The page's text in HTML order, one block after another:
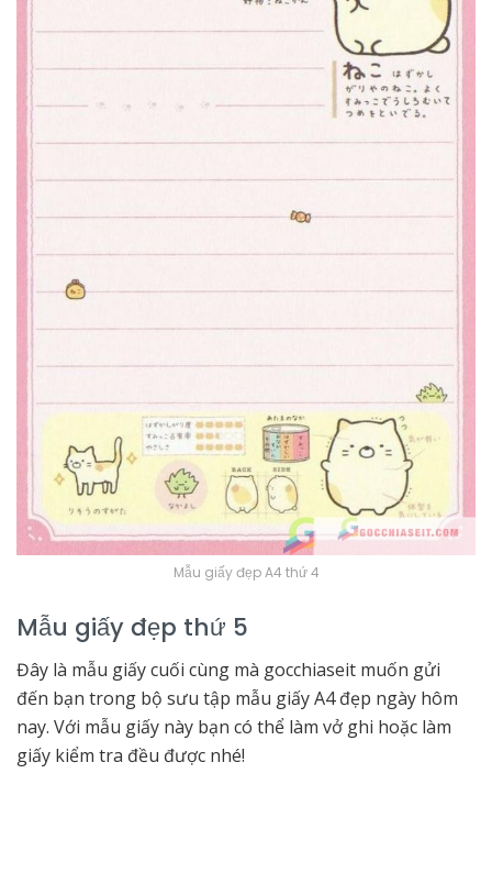
Mẫu giấy đẹp A4 thứ 4
Mẫu giấy đẹp thứ 5
Đây là mẫu giấy cuối cùng mà gocchiaseit muốn gửi
đến bạn trong bộ sưu tập mẫu giấy A4 đẹp ngày hôm
nay. Với mẫu giấy này bạn có thể làm vở ghi hoặc làm
giấy kiểm tra đều được nhé!